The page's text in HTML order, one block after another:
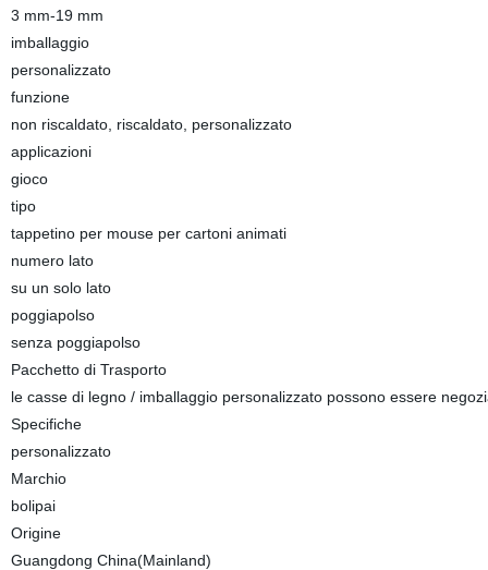
3 mm-19 mm
imballaggio
personalizzato
funzione
non riscaldato, riscaldato, personalizzato
applicazioni
gioco
tipo
tappetino per mouse per cartoni animati
numero lato
su un solo lato
poggiapolso
senza poggiapolso
Pacchetto di Trasporto
le casse di legno / imballaggio personalizzato possono essere
Specifiche
personalizzato
Marchio
bolipai
Origine
Guangdong China(Mainland)